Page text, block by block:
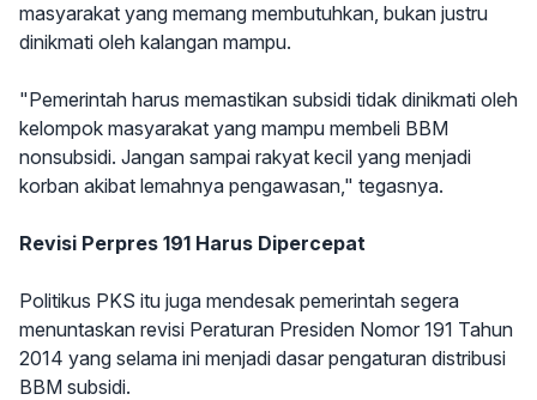
masyarakat yang memang membutuhkan, bukan justru
dinikmati oleh kalangan mampu.
"Pemerintah harus memastikan subsidi tidak dinikmati oleh
kelompok masyarakat yang mampu membeli BBM
nonsubsidi. Jangan sampai rakyat kecil yang menjadi
korban akibat lemahnya pengawasan," tegasnya.
Revisi Perpres 191 Harus Dipercepat
Politikus PKS itu juga mendesak pemerintah segera
menuntaskan revisi Peraturan Presiden Nomor 191 Tahun
2014 yang selama ini menjadi dasar pengaturan distribusi
BBM subsidi.